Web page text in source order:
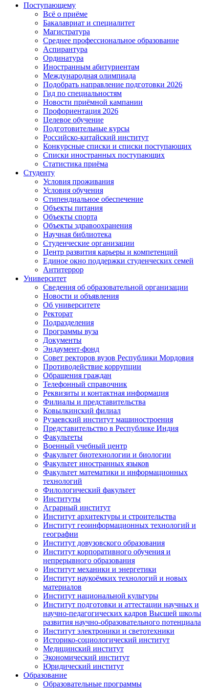
Поступающему
Всё о приёме
Бакалавриат и специалитет
Магистратура
Среднее профессиональное образование
Аспирантура
Ординатура
Иностранным абитуриентам
Международная олимпиада
Подобрать направление подготовки 2026
Гид по специальностям
Новости приёмной кампании
Профориентация 2026
Целевое обучение
Подготовительные курсы
Российско-китайский институт
Конкурсные списки и списки поступающих
Списки иностранных поступающих
Статистика приёма
Студенту
Условия проживания
Условия обучения
Стипендиальное обеспечение
Объекты питания
Объекты спорта
Объекты здравоохранения
Научная библиотека
Студенческие организации
Центр развития карьеры и компетенций
Единое окно поддержки студенческих семей
Антитеррор
Университет
Сведения об образовательной организации
Новости и объявления
Об университете
Ректорат
Подразделения
Программы вуза
Документы
Эндаумент-фонд
Совет ректоров вузов Республики Мордовия
Противодействие коррупции
Обращения граждан
Телефонный справочник
Реквизиты и контактная информация
Филиалы и представительства
Ковылкинский филиал
Рузаевский институт машиностроения
Представительство в Республике Индия
Факультеты
Военный учебный центр
Факультет биотехнологии и биологии
Факультет иностранных языков
Факультет математики и информационных
технологий
Филологический факультет
Институты
Аграрный институт
Институт архитектуры и строительства
Институт геоинформационных технологий и
географии
Институт довузовского образования
Институт корпоративного обучения и
непрерывного образования
Институт механики и энергетики
Институт наукоёмких технологий и новых
материалов
Институт национальной культуры
Институт подготовки и аттестации научных и
научно-педагогических кадров Высшей школы
развития научно-образовательного потенциала
Институт электроники и светотехники
Историко-социологический институт
Медицинский институт
Экономический институт
Юридический институт
Образование
Образовательные программы